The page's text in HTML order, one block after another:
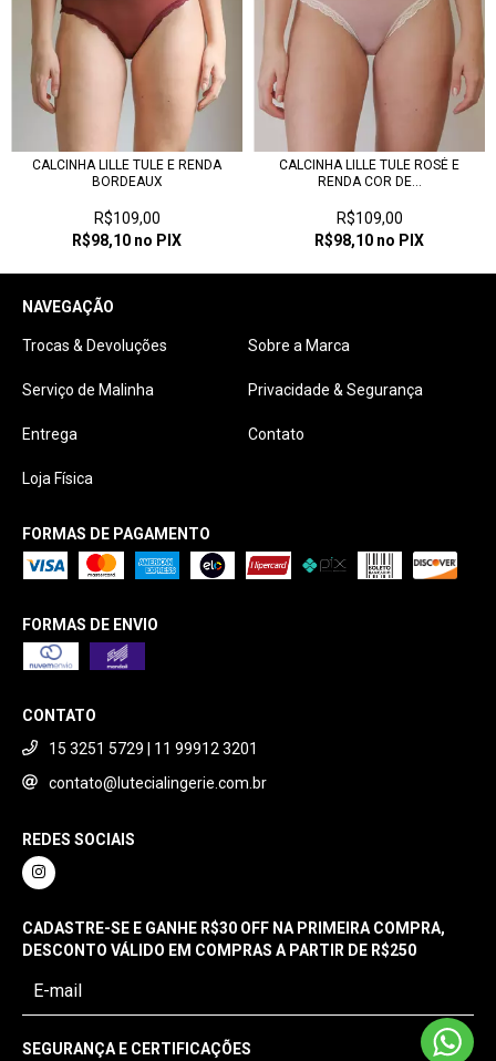
CALCINHA LILLE TULE E RENDA
BORDEAUX
R$109,00
R$98,10 no PIX
CALCINHA LILLE TULE ROSÉ E
RENDA COR DE...
R$109,00
R$98,10 no PIX
NAVEGAÇÃO
Trocas & Devoluções Sobre a Marca
Serviço de Malinha Privacidade & Segurança
Entrega Contato
Loja Física
FORMAS DE PAGAMENTO
FORMAS DE ENVIO
CONTATO
15 3251 5729 | 11 99912 3201
contato@lutecialingerie.com.br
REDES SOCIAIS
CADASTRE-SE E GANHE R$30 OFF NA PRIMEIRA COMPRA,
DESCONTO VÁLIDO EM COMPRAS A PARTIR DE R$250
SEGURANÇA E CERTIFICAÇÕES